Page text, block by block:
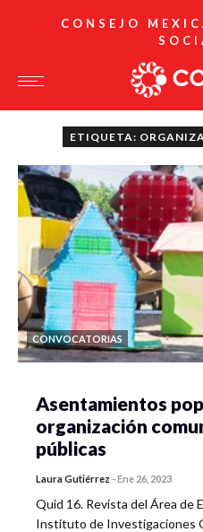
CONSEJO
ETIQUETA:
CONVOCATORIAS
Asentamientos
organización
públicas
Laura Gutiérrez -Ene 26, 2023
Quid 16. Revista del Área de
Instituto de Investigaciones